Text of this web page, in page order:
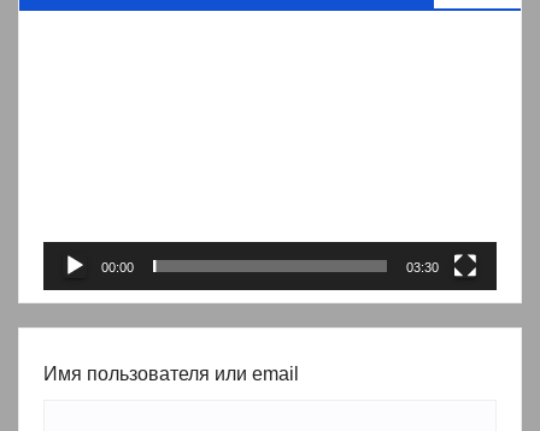
00:00 03:30
Имя пользователя или email